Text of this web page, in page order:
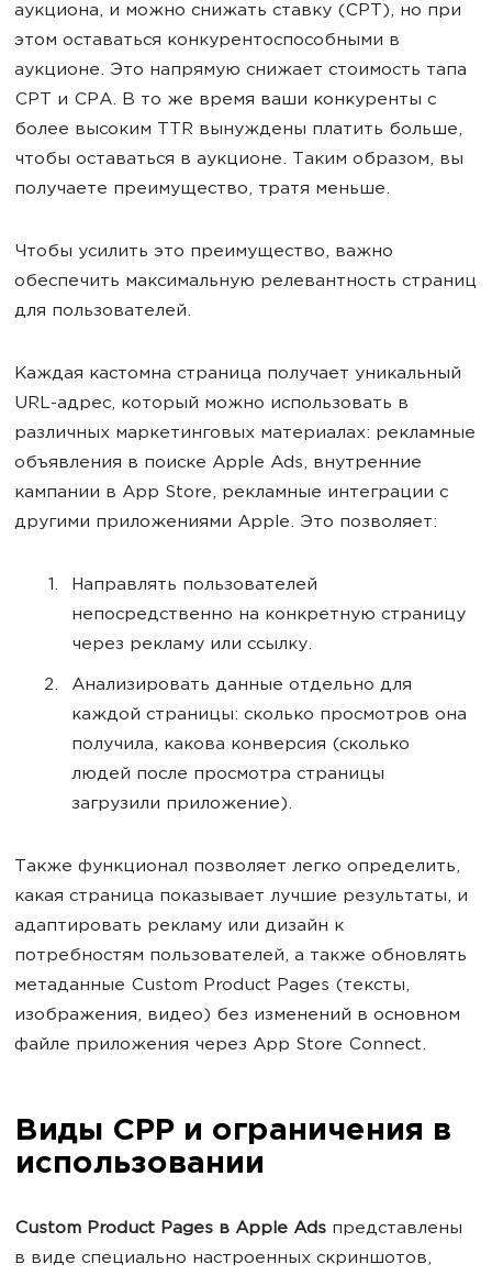
аукциона, и можно снижать ставку (CPT), но при
этом оставаться конкурентоспособными в
аукционе. Это напрямую снижает стоимость тапа
CPT и CPA. В то же время ваши конкуренты с
более высоким TTR вынуждены платить больше,
чтобы оставаться в аукционе. Таким образом, вы
получаете преимущество, тратя меньше.
Чтобы усилить это преимущество, важно
обеспечить максимальную релевантность страниц
для пользователей.
Каждая кастомна страница получает уникальный
URL-адрес, который можно использовать в
различных маркетинговых материалах: рекламные
объявления в поиске Apple Ads, внутренние
кампании в App Store, рекламные интеграции с
другими приложениями Apple. Это позволяет:
Направлять пользователей
непосредственно на конкретную страницу
через рекламу или ссылку.
Анализировать данные отдельно для
каждой страницы: сколько просмотров она
получила, какова конверсия (сколько
людей после просмотра страницы
загрузили приложение).
Также функционал позволяет легко определить,
какая страница показывает лучшие результаты, и
адаптировать рекламу или дизайн к
потребностям пользователей, а также обновлять
метаданные Custom Product Pages (тексты,
изображения, видео) без изменений в основном
файле приложения через App Store Connect.
Виды СРР и ограничения в
использовании
Custom Product Pages в Apple Ads представлены
в виде специально настроенных скриншотов,